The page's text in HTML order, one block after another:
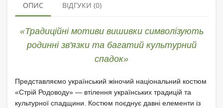
ОПИС ВІДГУКИ (0)
«Традиційні мотиви вишивки символізують
родинні зв'язки та багатий культурний
спадок»
Представляємо український жіночий національний костюм
«Стрій Родоводу» — втілення українських традицій та
культурної спадщини. Костюм поєднує давні елементи із